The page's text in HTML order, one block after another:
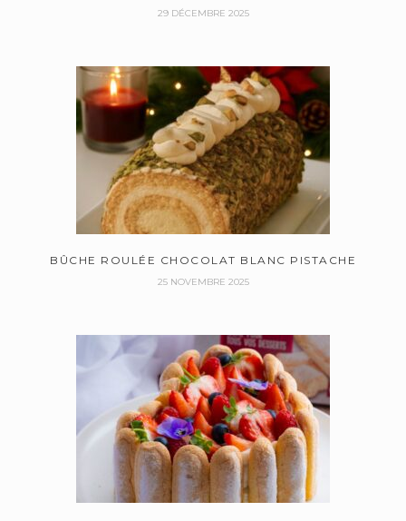
29 DÉCEMBRE 2025
BÛCHE ROULÉE CHOCOLAT BLANC PISTACHE
25 NOVEMBRE 2025